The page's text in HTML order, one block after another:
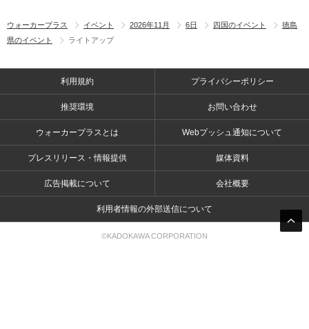
ウォーカープラス イベント 2026年11月 6日 四国のイベント
徳島
県のイベント
ライトアップ
利用規約 プライバシーポリシー
推奨環境 お問い合わせ
ウォーカープラスとは Webプッシュ通知について
プレスリリース・情報提供 媒体資料
広告掲載について 会社概要
利用者情報の外部送信について
©KADOKAWA CORPORATION